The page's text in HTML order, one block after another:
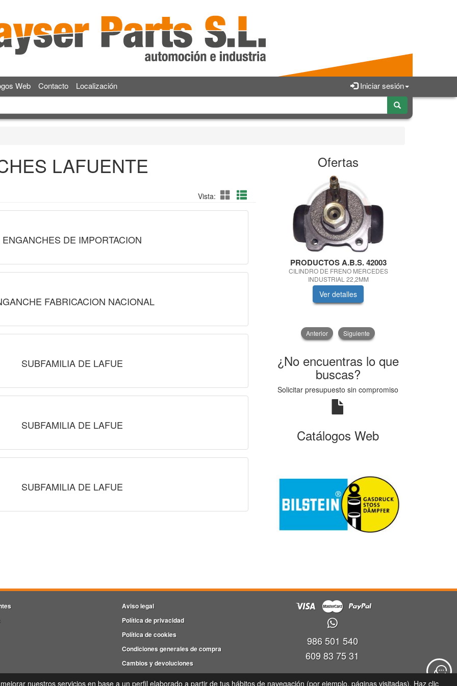
Iniciar sesión
Web Contacto Localización
LAFUENTE
Vista:
ENGANCHES DE IMPORTACION
FABRICACION NACIONAL
SUBFAMILIA DE LAFUE
SUBFAMILIA DE LAFUE
SUBFAMILIA DE LAFUE
Ofertas
PRODUCTOS A.B.S. 42003
CILINDRO DE FRENO MERCEDES
INDUSTRIAL 22,2MM
Ver detalles
Anterior Siguiente
¿No encuentras lo que
buscas?
Solicitar presupuesto sin compromiso
Catálogos Web
Aviso legal
Política de privacidad
Política de cookies
Condiciones generales de compra
Cambios y devoluciones
986 501 540
609 83 75 31
nuestros servicios en base a un perfil elaborado a partir de tus hábitos de navegación (por ejemplo, páginas visitadas). Haz clic